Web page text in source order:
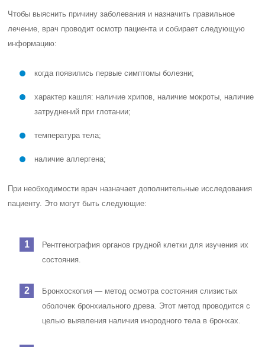
Чтобы выяснить причину заболевания и назначить правильное
лечение, врач проводит осмотр пациента и собирает следующую
информацию:
когда появились первые симптомы болезни;
характер кашля: наличие хрипов, наличие мокроты, наличие
затруднений при глотании;
температура тела;
наличие аллергена;
При необходимости врач назначает дополнительные исследования
пациенту. Это могут быть следующие:
Рентгенография органов грудной клетки для изучения их
состояния.
Бронхоскопия — метод осмотра состояния слизистых
оболочек бронхиального древа. Этот метод проводится с
целью выявления наличия инородного тела в бронхах.